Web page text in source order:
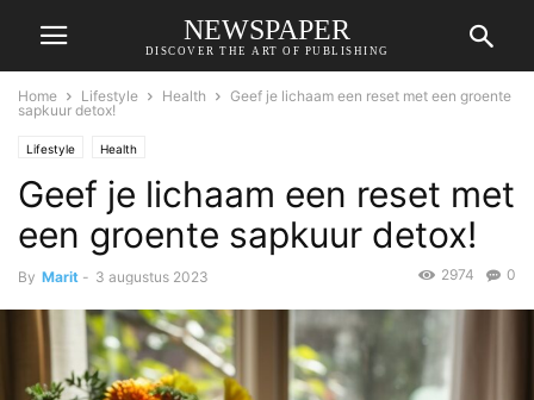
NEWSPAPER
DISCOVER THE ART OF PUBLISHING
Home Lifestyle Health
Geef je lichaam een reset met een groente
sapkuur detox!
Lifestyle Health
Geef je lichaam een reset met
een groente sapkuur detox!
By Marit - 3 augustus 2023 0
2974